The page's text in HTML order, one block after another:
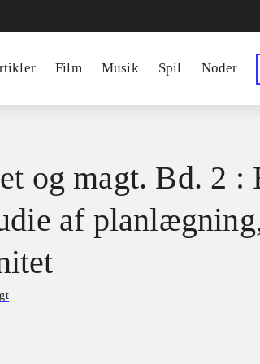
Film Musik Spil Noder
og magt. Bd. 2 :
af